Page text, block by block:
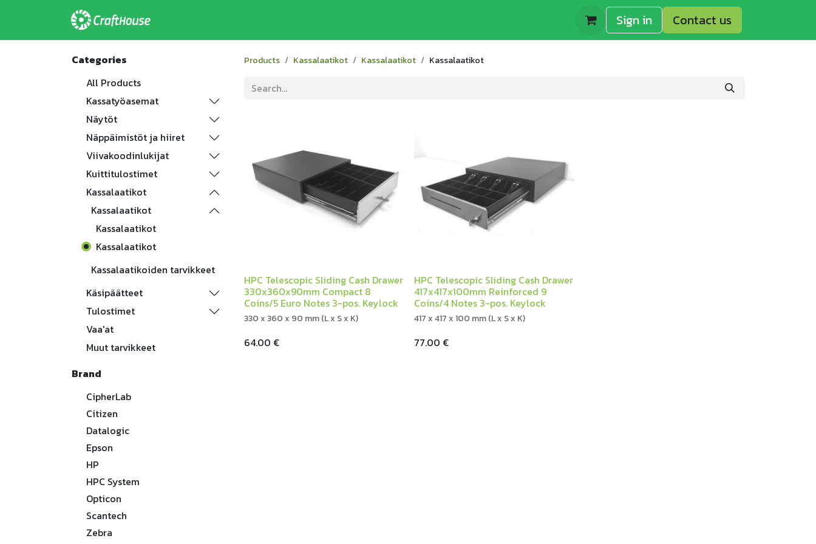
Crafthouse Oy Sign in Contact us
Categories
All Products
Kassatyöasemat
Näytöt
Näppäimistöt ja hiiret
Viivakoodinlukijat
Kuittitulostimet
Kassalaatikot
Kassalaatikot
Kassalaatikot
Kassalaatikot
Kassalaatikoiden tarvikkeet
Käsipäätteet
Tulostimet
Vaa'at
Muut tarvikkeet
Brand
CipherLab
Citizen
Datalogic
Epson
HP
HPC System
Opticon
Scantech
Zebra
Products Kassalaatikot Kassalaatikot Kassalaatikot
HPC Telescopic Sliding Cash Drawer
330x360x90mm Compact 8
Coins/5 Euro Notes 3-pos. Keylock
330 x 360 x 90 mm (L x S x K)
64.00 €
HPC Telescopic Sliding Cash Drawer
417x417x100mm Reinforced 9
Coins/4 Notes 3-pos. Keylock
417 x 417 x 100 mm (L x S x K)
77.00 €